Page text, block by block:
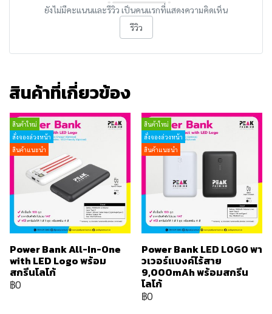
ยังไม่มีคะแนนและรีวิว เป็นคนแรกที่แสดงความคิดเห็น
รีวิว
สินค้าที่เกี่ยวข้อง
สินค้าใหม่
สั่งจองล่วงหน้า
สินค้าแนะนำ
Power Bank All-In-One
with LED Logo พร้อม
สกรีนโลโก้
฿0
สินค้าใหม่
สั่งจองล่วงหน้า
สินค้าแนะนำ
Power Bank LED LOGO พา
วเวอร์แบงค์ไร้สาย
9,000mAh พร้อมสกรีน
โลโก้
฿0